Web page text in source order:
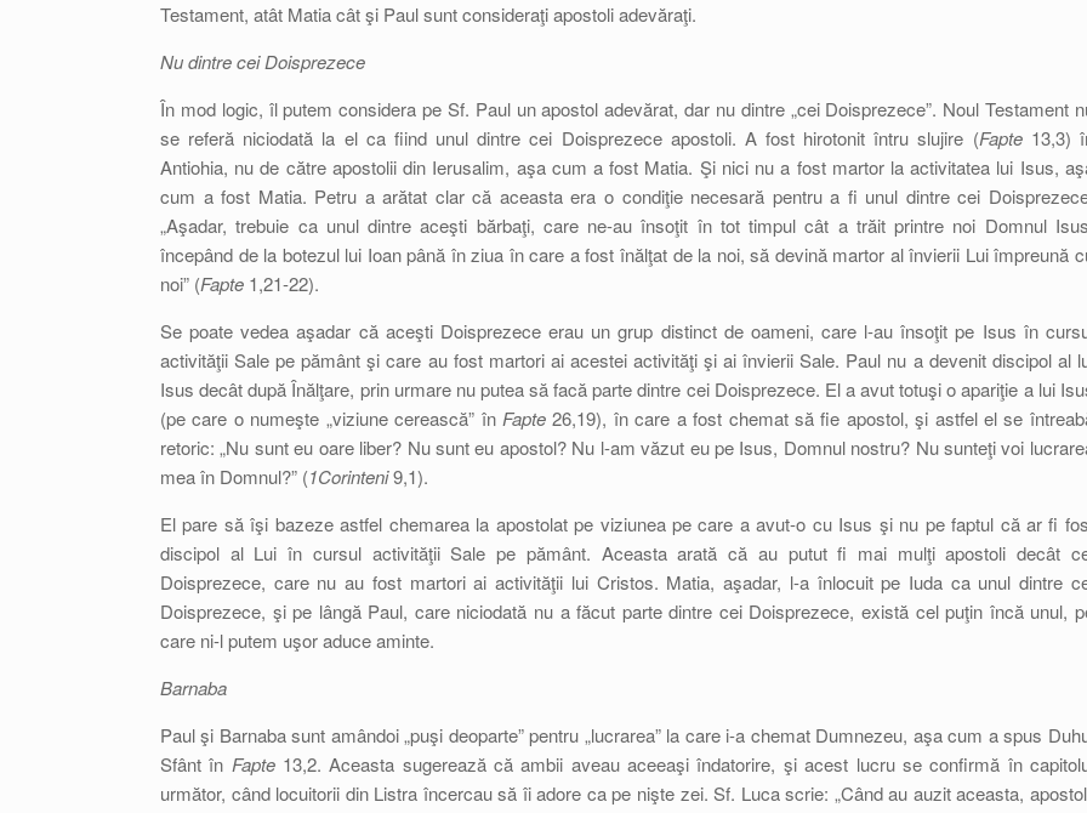
Testament, atât Matia cât şi Paul sunt consideraţi apostoli adevăraţi.
Nu dintre cei Doisprezece
În mod logic, îl putem considera pe Sf. Paul un apostol adevărat, dar nu dintre „cei Doisprezece”. Noul Testament
se referă niciodată la el ca fiind unul dintre cei Doisprezece apostoli. A fost hirotonit întru slujire (Fapte13,3)
Antiohia, nu de către apostolii din Ierusalim, aşa cum a fost Matia. Şi nici nu a fost martor la activitatea lui Isus,
cum a fost Matia. Petru a arătat clar că aceasta era o condiţie necesară pentru a fi unul dintre cei
„Aşadar, trebuie ca unul dintre aceşti bărbaţi, care ne-au însoţit în tot timpul cât a trăit printre noi Domnul
începând de la botezul lui Ioan până în ziua în care a fost înălţat de la noi, să devină martor al învierii Lui împreună
noi” (Fapte 1,21-22).
Se poate vedea aşadar că aceşti Doisprezece erau un grup distinct de oameni, care l-au însoţit pe Isus în
activităţii Sale pe pământ şi care au fost martori ai acestei activităţi şi ai învierii Sale. Paul nu a devenit discipol al
Isus decât după Înălţare, prin urmare nu putea să facă parte dintre cei Doisprezece. El a avut totuşi o apariţie a lui
(pe care o numeşte „viziune cerească” în Fapte26,19), în care a fost chemat să fie apostol, şi astfel el se
retoric: „Nu sunt eu oare liber? Nu sunt eu apostol? Nu l-am văzut eu pe Isus, Domnul nostru? Nu sunteţi voi
mea în Domnul?” (1Corinteni9,1).
El pare să îşi bazeze astfel chemarea la apostolat pe viziunea pe care a avut-o cu Isus şi nu pe faptul că ar fi
discipol al Lui în cursul activităţii Sale pe pământ. Aceasta arată că au putut fi mai mulţi apostoli decât
Doisprezece, care nu au fost martori ai activităţii lui Cristos. Matia, aşadar, l-a înlocuit pe Iuda ca unul dintre
Doisprezece, şi pe lângă Paul, care niciodată nu a făcut parte dintre cei Doisprezece, există cel puţin încă unul,
care ni-l putem uşor aduce aminte.
Barnaba
Paul şi Barnaba sunt amândoi „puşi deoparte” pentru „lucrarea” la care i-a chemat Dumnezeu, aşa cum a spus
Sfânt în Fapte13,2. Aceasta sugerează că ambii aveau aceeaşi îndatorire, şi acest lucru se confirmă în
următor, când locuitorii din Listra încercau să îi adore ca pe nişte zei. Sf. Luca scrie: „Când au auzit aceasta,